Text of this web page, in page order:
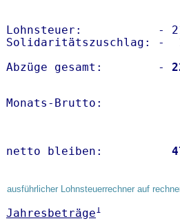
Lohnsteuer:           -
Solidaritätszuschlag: -
Abzüge gesamt:        -
Monats-
netto bleiben:
ausführlicher Lohnsteuerrechner auf
Jahresbeträge1